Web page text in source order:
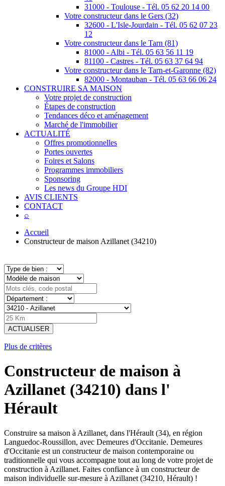
31000 - Toulouse - Tél. 05 62 20 14 00
Votre constructeur dans le Gers (32)
32600 - L'Isle-Jourdain - Tél. 05 62 07 23
12
Votre constructeur dans le Tarn (81)
81000 - Albi - Tél. 05 63 56 11 19
81100 - Castres - Tél. 05 63 37 64 94
Votre constructeur dans le Tarn-et-Garonne (82)
82000 - Montauban - Tél. 05 63 66 06 24
CONSTRUIRE SA MAISON
Votre projet de construction
Étapes de construction
Tendances déco et aménagement
Marché de l'immobilier
ACTUALITÉ
Offres promotionnelles
Portes ouvertes
Foires et Salons
Programmes immobiliers
Sponsoring
Les news du Groupe HDI
AVIS CLIENTS
CONTACT
⌕
Accueil
Constructeur de maison Azillanet (34210)
ACTUALISER
Plus de critères
Constructeur de maison à
Azillanet (34210) dans l'
Hérault
Construire sa maison à Azillanet, dans l'Hérault (34), en région
Languedoc-Roussillon, avec Demeures d'Occitanie. Demeures
d'Occitanie est un constructeur de maison contemporaine ou
traditionnelle qui vous accompagne tout au long de votre projet de
construction à Azillanet. Faites confiance à un constructeur de
maison individuelle sur-mesure à Azillanet (34210, Hérault) !